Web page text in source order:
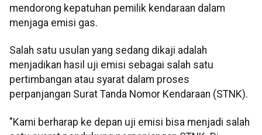
mendorong kepatuhan pemilik kendaraan dalam
menjaga emisi gas.
Salah satu usulan yang sedang dikaji adalah
menjadikan hasil uji emisi sebagai salah satu
pertimbangan atau syarat dalam proses
perpanjangan Surat Tanda Nomor Kendaraan (STNK).
"Kami berharap ke depan uji emisi bisa menjadi salah